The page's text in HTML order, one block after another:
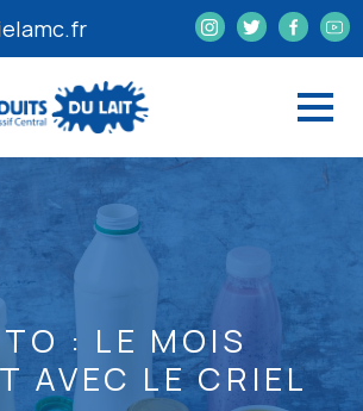
: LE MOIS
AVEC LE CRIEL